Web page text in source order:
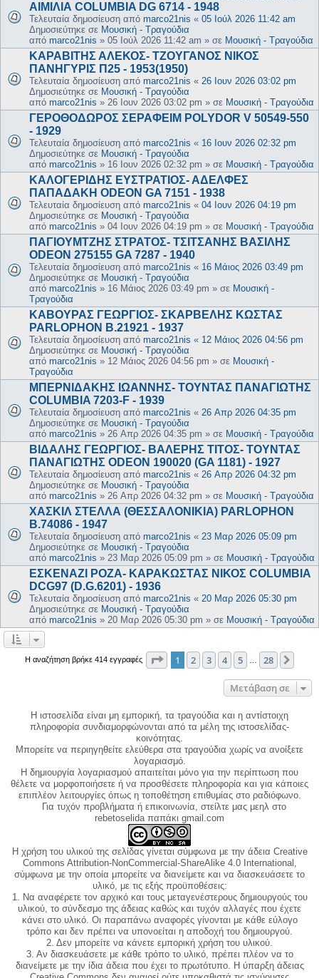
ΑΙΜΙΛΙΑ COLUMBIA DG 6714 - 1948
Τελευταία δημοσίευση από marco21nis « 05 Ιούλ 2026 11:42 am
Δημοσιεύτηκε σε Μουσική - Τραγούδια
από marco21nis » 05 Ιούλ 2026 11:42 am » σε Μουσική - Τραγούδια
ΚΑΡΑΒΙΤΗΣ ΑΛΕΚΟΣ- ΤΖΟΥΓΑΝΟΣ ΝΙΚΟΣ
ΠΑΝΗΓΥΡΙΣ Π25 - 1953(1950)
Τελευταία δημοσίευση από marco21nis « 26 Ιουν 2026 03:02 pm
Δημοσιεύτηκε σε Μουσική - Τραγούδια
από marco21nis » 26 Ιουν 2026 03:02 pm » σε Μουσική - Τραγούδια
ΓΕΡΟΘΟΔΩΡΟΣ ΣΕΡΑΦΕΙΜ POLYDOR V 50549-550
- 1929
Τελευταία δημοσίευση από marco21nis « 16 Ιουν 2026 02:32 pm
Δημοσιεύτηκε σε Μουσική - Τραγούδια
από marco21nis » 16 Ιουν 2026 02:32 pm » σε Μουσική - Τραγούδια
ΚΑΛΟΓΕΡΙΔΗΣ ΕΥΣΤΡΑΤΙΟΣ- ΑΔΕΛΦΕΣ
ΠΑΠΑΔΑΚΗ ODEON GA 7151 - 1938
Τελευταία δημοσίευση από marco21nis « 04 Ιουν 2026 04:19 pm
Δημοσιεύτηκε σε Μουσική - Τραγούδια
από marco21nis » 04 Ιουν 2026 04:19 pm » σε Μουσική - Τραγούδια
ΠΑΓΙΟΥΜΤΖΗΣ ΣΤΡΑΤΟΣ- ΤΣΙΤΣΑΝΗΣ ΒΑΣΙΛΗΣ
ODEON 275155 GA 7287 - 1940
Τελευταία δημοσίευση από marco21nis « 16 Μάιος 2026 03:49 pm
Δημοσιεύτηκε σε Μουσική - Τραγούδια
από marco21nis » 16 Μάιος 2026 03:49 pm » σε Μουσική -
Τραγούδια
ΚΑΒΟΥΡΑΣ ΓΕΩΡΓΙΟΣ- ΣΚΑΡΒΕΛΗΣ ΚΩΣΤΑΣ
PARLOPHON B.21921 - 1937
Τελευταία δημοσίευση από marco21nis « 12 Μάιος 2026 04:56 pm
Δημοσιεύτηκε σε Μουσική - Τραγούδια
από marco21nis » 12 Μάιος 2026 04:56 pm » σε Μουσική -
Τραγούδια
ΜΠΕΡΝΙΔΑΚΗΣ ΙΩΑΝΝΗΣ- ΤΟΥΝΤΑΣ ΠΑΝΑΓΙΩΤΗΣ
COLUMBIA 7203-F - 1939
Τελευταία δημοσίευση από marco21nis « 26 Απρ 2026 04:35 pm
Δημοσιεύτηκε σε Μουσική - Τραγούδια
από marco21nis » 26 Απρ 2026 04:35 pm » σε Μουσική - Τραγούδια
ΒΙΔΑΛΗΣ ΓΕΩΡΓΙΟΣ- ΒΑΛΕΡΗΣ ΤΙΤΟΣ- ΤΟΥΝΤΑΣ
ΠΑΝΑΓΙΩΤΗΣ ODEON 190020 (GA 1181) - 1927
Τελευταία δημοσίευση από marco21nis « 26 Απρ 2026 04:32 pm
Δημοσιεύτηκε σε Μουσική - Τραγούδια
από marco21nis » 26 Απρ 2026 04:32 pm » σε Μουσική - Τραγούδια
ΧΑΣΚΙΛ ΣΤΕΛΛΑ (ΘΕΣΣΑΛΟΝΙΚΙΑ) PARLOPHON
B.74086 - 1947
Τελευταία δημοσίευση από marco21nis « 23 Μαρ 2026 05:09 pm
Δημοσιεύτηκε σε Μουσική - Τραγούδια
από marco21nis » 23 Μαρ 2026 05:09 pm » σε Μουσική - Τραγούδια
ΕΣΚΕΝΑΖΙ ΡΟΖΑ- ΚΑΡΑΚΩΣΤΑΣ ΝΙΚΟΣ COLUMBIA
DCG97 (D.G.6201) - 1936
Τελευταία δημοσίευση από marco21nis « 20 Μαρ 2026 05:30 pm
Δημοσιεύτηκε σε Μουσική - Τραγούδια
από marco21nis » 20 Μαρ 2026 05:30 pm » σε Μουσική - Τραγούδια
Η αναζήτηση βρήκε 414 εγγραφές Σελίδα από28
1 2 3 4 5 28
Μετάβαση σε
Η ιστοσελίδα είναι μη εμπορική, τα τραγούδια και η αντίστοιχη
πληροφορία συνδιαμορφώνονται από τα μέλη της ιστοσελίδας-
κοινότητας.
Μπορείτε να περιηγηθείτε ελεύθερα στα τραγούδια χωρίς να ανοίξετε
λογαριασμό.
Η δημιουργία λογαριασμού απαιτείται μόνο για την περίπτωση που
θέλετε να μορφοποιήσετε ή να προσθέσετε πληροφορία και για κάποιες
επιπλέον λειτουργίες όπως η τοποθέτηση επιθυμίας στο ραδιόφωνο.
Για τυχόν προβλήματα ή επικοινωνία, στείλτε μας μεηλ στο
rebetoselida παπάκι gmail.com
Η χρήση του υλικού της σελίδας γίνεται σύμφωνα με την άδεια Creative
Commons Attribution-NonCommercial-ShareAlike 4.0 International,
σύμφωνα με την οποία μπορείτε να διανείμετε και να διασκευάσετε το
υλικό, με τις εξής προϋποθέσεις:
1. Να αναφέρετε τον αρχικό και τους μεταγενέστερους δημιουργούς του
υλικού, το σύνδεσμο της άδειας καθώς και τυχόν αλλαγές που έχετε
κάνει στο υλικό. Οι παραπάνω αναφορές γίνονται με κάθε εύλογο
τρόπο και δεν πρέπει να υπονοείται η αποδοχή του δημιουργού.
2. Δεν μπορείτε να κάνετε εμπορική χρήση του υλικού.
3. Αν διασκευάσετε με κάθε τρόπο το υλικό, πρέπει πλέον να το
διανείμετε με την ίδια άδεια που έχει το πρωτότυπο. Η ύπαρξη άδειας